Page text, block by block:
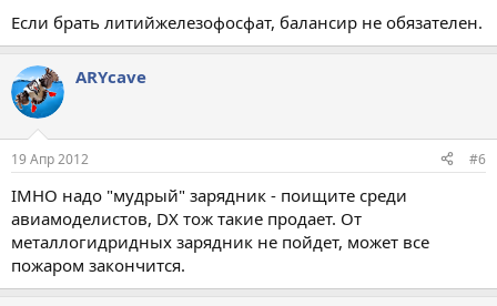
Если брать литийжелезофосфат, балансир не обязателен.
ARYсave
19 Апр 2012 #6
IMHO надо "мудрый" зарядник - поищите среди
авиамоделистов, DX тож такие продает. От
металлогидридных зарядник не пойдет, может все
пожаром закончится.